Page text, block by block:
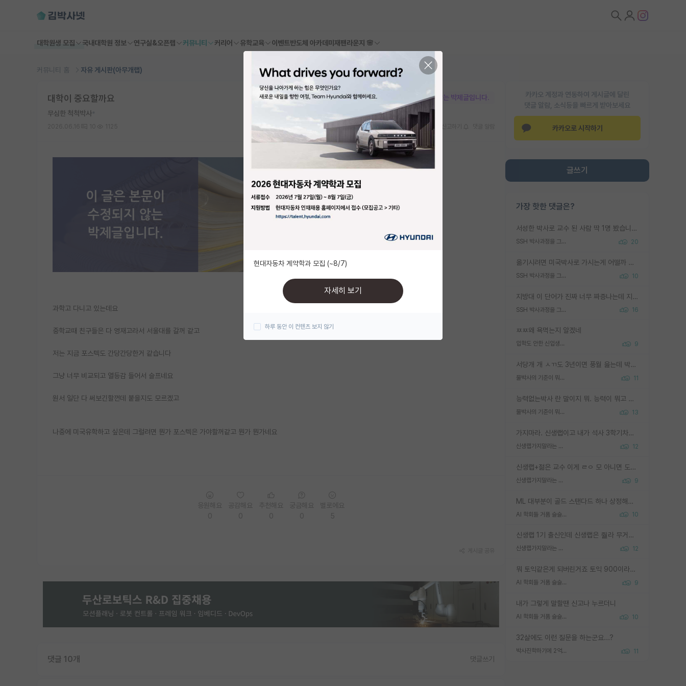
대학원생 모집 국내대학원 정보 연구실&오픈랩 커뮤니티 커리어 유학교육 이벤트반도체 아카데미 재팬라운지 🌸
커뮤니티 홈 자유 게시판(아무개랩)
카카오 계정과 연동하여 게시글에 달린
댓글 알람, 소식등을 빠르게 받아보세요
카카오로 시작하기
글쓰기
가장 핫한 댓글은?
서성한 박사로 교수 된 사람 딱 1명 봤습니다. 근데 지방대 박사로 교수된 거는 기적이 일어나야되요. 서성한 학부부터여도 빡센게 교수임용일텐데 지방대박사로 무슨 교수가 되나요...... 중소기업/중견기업 팀장급/연구소장급이나 될거 같네요.
SSH 박사과정을 그만두고 지방대 박사로 옮기면 교수의 꿈은 끝일까요? 20
옮기시려면 미국박사로 가시는게 어떨까 싶네요. 교수가 꿈이면 미국박사 하고 미국교수 까지 같이 노리시는게 기회가 많지 않을까요?
SSH 박사과정을 그만두고 지방대 박사로 옮기면 교수의 꿈은 끝일까요? 10
지방대 이 단어가 진짜 너무 짜증나는데 지방대면 다 그냥 쓰레기인가요? 무슨 말 같지도 않은 댓글들이 있는건지??? 지방에도 충분히 좋은 대학 많고 충분히 잘하는 교수님들 많습니다 포항공대 4개 IST 대표 지거국들 여기 모두 다 지방에 있고 여기 출신들 중에 교수하는 분들 적지 않습니다 지거국 출신이 무슨 교수를 하냐?라고 생각할 사람들 많은데 상위 대표 지거국에 아웃라이어들 많습니다 결국 개인의 연구역량과 실적이 중요합니다 이 역량을 펼치는데 있어서 지도교수와의 합도 중요합니다. 그리고 경력이 필요하면 해외포닥까지 다녀오세요
SSH 박사과정을 그만두고 지방대 박사로 옮기면 교수의 꿈은 끝일까요? 16
ㅉㅉ왜 욕먹는지 알겠네
입학도 안한 신입생이 원래 관심을 받나요 9
서당개 개 ㅅㄲ도 3년이면 풍월 읊는데 박사 5년 이상 대리고 있으면서 물된건 교수 탓 맞는ㄱ게 거기가 서당이 아니란 소리임
물박사의 기준이 뭐임? 11
능력없는박사 란 말이지 뭐. 능력이 뭐고 능력이 있다는게 뭔지는 사람마다 기준이 다르니까 얘기해봐야 서로 자기 기준만 얘기해서 논쟁이 끝이 안나고. 주위에서 능력있고 야심있는 신입생이 교수가 유의미한 피드백을 아예 안주면서 제대로된 과제에 참여해볼 기회도 제공하지 않고 잡일 뺑뺑이만 돌려서 맨날 단순작업만 하면서 밤새다가 눈빛이 점점 죽어가는걸 본 사람은 물박사는 교수탓이라고 하고, 교수는 이것저것 알려도 주고 기회도 주고 사수 동기 붙여주면서 어떻게든 끌고가려고 하는데 본인이 매일 뺀질거리면서 출근 하는둥마는둥 하다가 기껏 와서도 폰이나 쳐다보다가 실험 망치고 저녁약속있어서 먼저 가볼게요~ 하는걸 본 사람은 물박사는 본인탓이라고 함.
물박사의 기준이 뭐임? 13
가지마라. 신생랩이고 내가 석사 3학기차인데 최고참인데 나도 아무것도 모르는데 교수가 후배들 왜 논문 교육 안시키냐. 논문 왜 안 써오냐 닦달한다
신생랩가지말라는 이유가 있었구나 12
신생랩+젊은 교수 이게 ㄹㅇ 모 아니면 도인듯.
신생랩가지말라는 이유가 있었구나 9
ML 대부분이 골드 스탠다드 하나 상정해놓고 (벤치마크 데이터셋이 여러 개면 여러 개 상정) 그거 얼마나 잘 맞추나 싸움임 가끔 번뜩이는 설계 철학을 보여주는 논문들도 있지만 대부분 그거 성적 얼마나 더 올리느라에 혈안이 되어 있는 측면이 잇음
AI 학회들 거품 슬슬 지적이 나오네요 10
신생랩 1기 출신인데 신생랩은 줠라 무거운 바벨 같은거임. 들면 대박인데 못들면 깔려 죽음. 아무도 알려주지 않는 환경에서 자생해야하지만, 일단 살아남았다면 그 어떤 사람보다 악착같고 생존력 높은 사람으로 거듭날 수 있음
신생랩가지말라는 이유가 있었구나 12
뭐 토익같은게 되버린거죠 토익 900이라고 영어잘하는건 아닙니다만 잘하는사람은 다 900을 넘는 그런
AI 학회들 거품 슬슬 지적이 나오네요 9
내가 그렇게 말할땐 신고나 누르더니
AI 학회들 거품 슬슬 지적이 나오네요 10
32살에도 이런 질문을 하는군요...?
박사진학하기에 2억은 괜찮은 (?) 정도의 경제력인가요 11
본문이 수정되지 않는 박제글입니다.
대학이 중요할까요
무심한 척척박사
스크랩
과학고 다니고 있는데요
중학교때 친구들은 다 영재고라서 서울대를 갈꺼 같고
저는 지금 포스텍도 간당간당한거 같습니다
그냥 너무 비교되고 열등감 들어서 슬프네요
원서 일단 다 써보긴할껀데 붙을지도 모르겠고
나중에 미국유학하고 싶은데 그럴려면 뭔가 포스텍은 가야할꺼같고 뭔가 뭔가네요
댓글 10개 댓글쓰기
현대자동차 계약학과 모집 (~8/7)
자세히 보기
하루 동안 이 컨텐츠 보지 않기